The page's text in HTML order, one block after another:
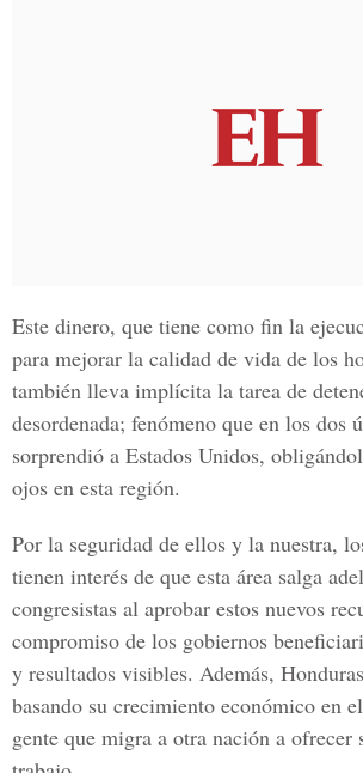
Este dinero, que tiene como fin la
para mejorar la calidad de vida de los
también lleva implícita la tarea de
desordenada; fenómeno que en los dos
sorprendió a Estados Unidos,
ojos en esta región.
Por la seguridad de ellos y la nuestra,
tienen interés de que esta área salga
congresistas al aprobar estos nuevos
compromiso de los gobiernos
y resultados visibles. Además,
basando su crecimiento económico en
gente que migra a otra nación a ofrecer